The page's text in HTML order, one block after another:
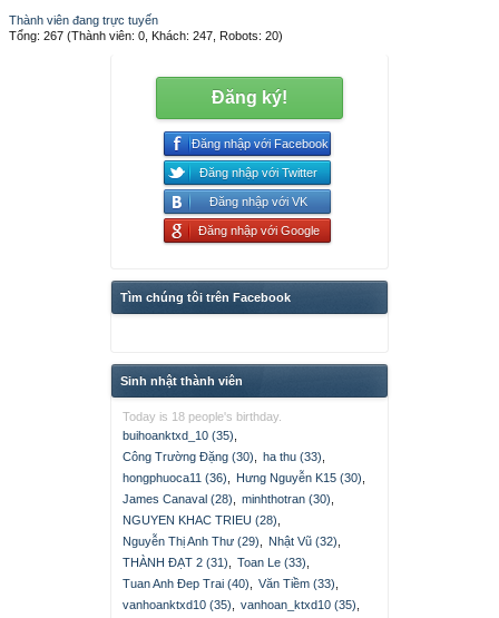
Thành viên đang trực tuyến
Tổng: 267 (Thành viên: 0, Khách: 247, Robots: 20)
Đăng ký!
Đăng nhập với Facebook
Đăng nhập với Twitter
Đăng nhập với VK
Đăng nhập với Google
Tìm chúng tôi trên Facebook
Sinh nhật thành viên
Today is 18 people's birthday.
buihoanktxd_10 (35)
Công Trường Đặng (30)
ha thu (33)
hongphuoca11 (36)
Hưng Nguyễn K15 (30)
James Canaval (28)
minhthotran (30)
NGUYEN KHAC TRIEU (28)
Nguyễn Thị Anh Thư (29)
Nhật Vũ (32)
THÀNH ĐẠT 2 (31)
Toan Le (33)
Tuan Anh Đep Trai (40)
Văn Tiềm (33)
vanhoanktxd10 (35)
vanhoan_ktxd10 (35)